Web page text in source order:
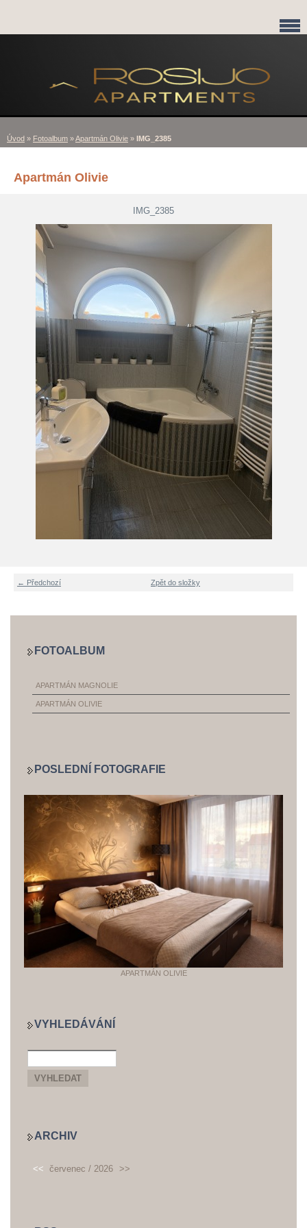
Úvod » Fotoalbum »Apartmán Olivie » IMG_2385
Apartmán Olivie
IMG_2385
← Předchozí Zpět do složky
FOTOALBUM
APARTMÁN MAGNOLIE
APARTMÁN OLIVIE
POSLEDNÍ FOTOGRAFIE
APARTMÁN OLIVIE
VYHLEDÁVÁNÍ
ARCHIV
<< červenec / 2026 >>